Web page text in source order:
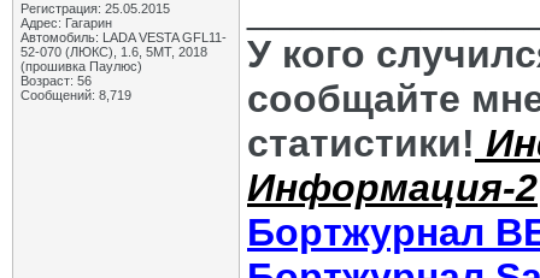
Регистрация: 25.05.2015
Адрес: Гагарин
Автомобиль: LADA VESTA GFL11-
52-070 (ЛЮКС), 1.6, 5МТ, 2018
(прошивка Паулюс)
Возраст: 56
Сообщений: 8,719
У кого
сообщайте
статистики!
Информация-2
Бортжурнал